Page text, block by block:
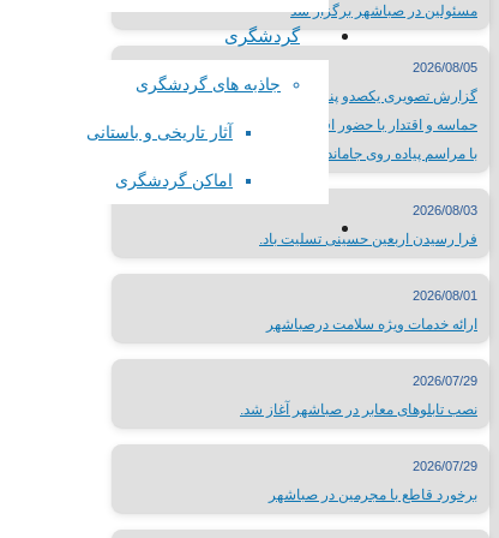
گردشگری
جاذبه های گردشگری
آثار تاریخی و باستانی
اماکن گردشگری
مسئولین در صباشهر برگزار شد
2026/08/05
گزارش تصویری یکصدو پنجاه هفتمین شب از تجمعات شب‌های
حماسه و اقتدار با حضور اقشار مختلف مردم صباشهر همزمان
با مراسم پیاده روی جاماندگان اربعین حسینی
2026/08/03
فرا رسیدن اربعین حسینی تسلیت باد.
2026/08/01
ارائه خدمات ویژه سلامت درصباشهر
2026/07/29
نصب تابلوهای معابر در صباشهر آغاز شد.
2026/07/29
برخورد قاطع با مجرمین در صباشهر
لینک های محلی
استانداری تهران
فرمانداری شهرستان شهریار
اداره ورزش و جوانان شهریار
تماس با
تلفن تماس:65624446-021
پست الکترونیک: info@sabacity.ir
آدرس شهرداری: استان تهران_ شهرستان شهریار_ صباشهر_